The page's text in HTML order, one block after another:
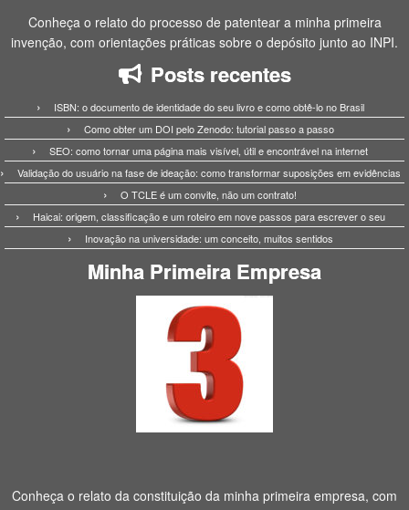
Conheça o relato do processo de patentear a minha primeira
invenção, com orientações práticas sobre o depósito junto ao INPI.
Posts recentes
ISBN: o documento de identidade do seu livro e como obtê-lo no Brasil
Como obter um DOI pelo Zenodo: tutorial passo a passo
SEO: como tornar uma página mais visível, útil e encontrável na internet
Validação do usuário na fase de ideação: como transformar suposições em evidências
O TCLE é um convite, não um contrato!
Haicai: origem, classificação e um roteiro em nove passos para escrever o seu
Inovação na universidade: um conceito, muitos sentidos
Minha Primeira Empresa
Conheça o relato da constituição da minha primeira empresa, com